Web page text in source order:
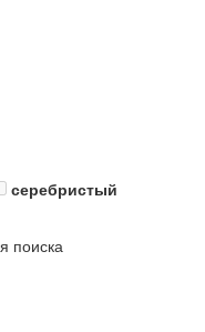
серебристый
поиска